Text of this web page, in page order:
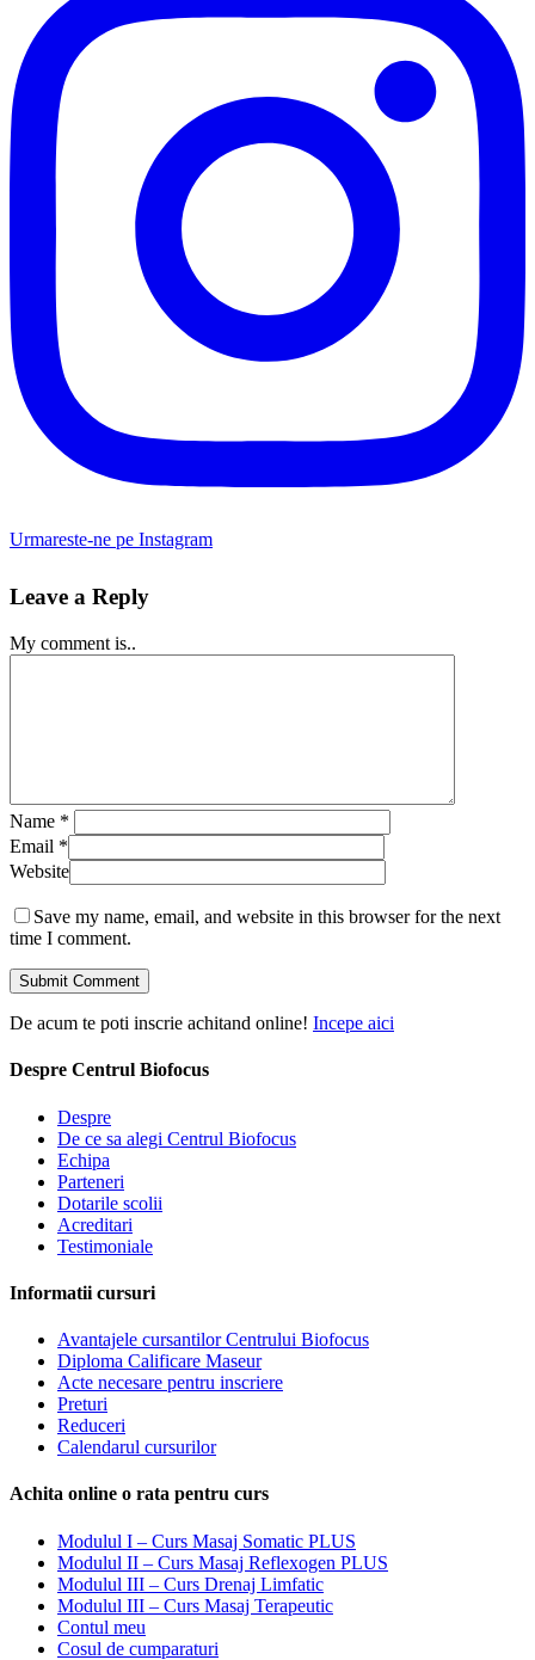
Urmareste-ne pe Instagram
Leave a Reply
My comment is..
Name *
Email *
Website
Save my name, email, and website in this browser for the next
time I comment.
De acum te poti inscrie achitand online! Incepe aici
Despre Centrul Biofocus
Despre
De ce sa alegi Centrul Biofocus
Echipa
Parteneri
Dotarile scolii
Acreditari
Testimoniale
Informatii cursuri
Avantajele cursantilor Centrului Biofocus
Diploma Calificare Maseur
Acte necesare pentru inscriere
Preturi
Reduceri
Calendarul cursurilor
Achita online o rata pentru curs
Modulul I – Curs Masaj Somatic PLUS
Modulul II – Curs Masaj Reflexogen PLUS
Modulul III – Curs Drenaj Limfatic
Modulul III – Curs Masaj Terapeutic
Contul meu
Cosul de cumparaturi